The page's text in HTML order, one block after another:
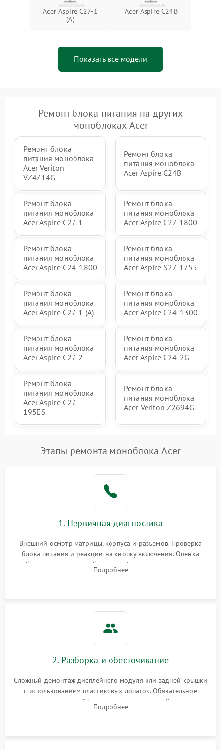
Неисправность BIOS Подробнее →
Acer Aspire C27-1
(A)
Acer Aspire C24B
Показать все модели
Ремонт блока питания на других
моноблоках Acer
Ремонт блока
питания моноблока
Acer Veriton
VZ4714G
Ремонт блока
питания моноблока
Acer Aspire C24B
Ремонт блока
питания моноблока
Acer Aspire C27-1
Ремонт блока
питания моноблока
Acer Aspire C27-1800
Ремонт блока
питания моноблока
Acer Aspire C24-1800
Ремонт блока
питания моноблока
Acer Aspire S27-1755
Ремонт блока
питания моноблока
Acer Aspire C27-1 (A)
Ремонт блока
питания моноблока
Acer Aspire C24-1300
Ремонт блока
питания моноблока
Acer Aspire C27-2
Ремонт блока
питания моноблока
Acer Aspire C24-2G
Ремонт блока
питания моноблока
Acer Aspire C27-
195ES
Ремонт блока
питания моноблока
Acer Veriton Z2694G
Этапы ремонта моноблока Acer
1. Первичная диагностика
Внешний осмотр матрицы, корпуса и разъемов. Проверка
блока питания и реакции на кнопку включения. Оценка
изображения, звука и работы периферии для сужения круга
возможных неисправностей перед вскрытием.
Подробнее
2. Разборка и обесточивание
Сложный демонтаж дисплейного модуля или задней крышки
с использованием пластиковых лопаток. Обязательное
отключение шлейфов матрицы и питания. Очистка
массивной системы охлаждения от скопившейся пыли.
Подробнее